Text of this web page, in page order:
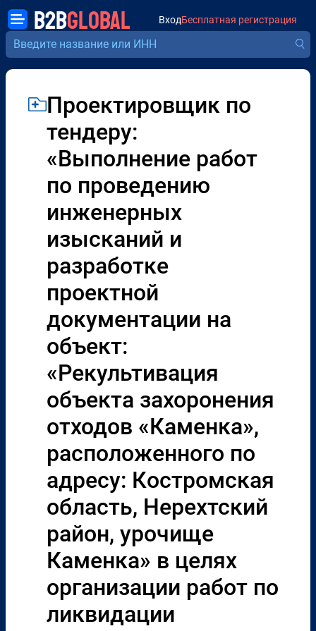
B2BGLOBAL ВходБесплатная регистрация
Проектировщик по
тендеру:
«Выполнение работ
по проведению
инженерных
изысканий и
разработке
проектной
документации на
объект:
«Рекультивация
объекта захоронения
отходов «Каменка»,
расположенного по
адресу: Костромская
область, Нерехтский
район, урочище
Каменка» в целях
организации работ по
ликвидации